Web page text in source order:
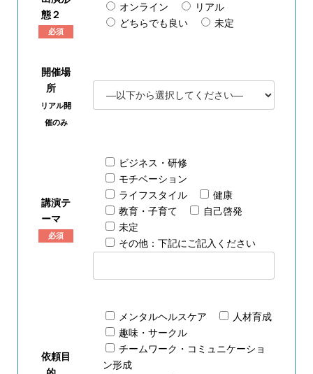
態２
必須
オンライン
リアル
どちらでも良い
未定
開催場
所
リアル開
催のみ
講演テ
ーマ
必須
ビジネス・研修
モチベーション
ライフスタイル
健康
教育・子育て
自己啓発
未定
その他：下記にご記入ください
依頼目
メンタルヘルスケア
人材育成
趣味・サークル
チームワーク・コミュニケーショ
ン形成